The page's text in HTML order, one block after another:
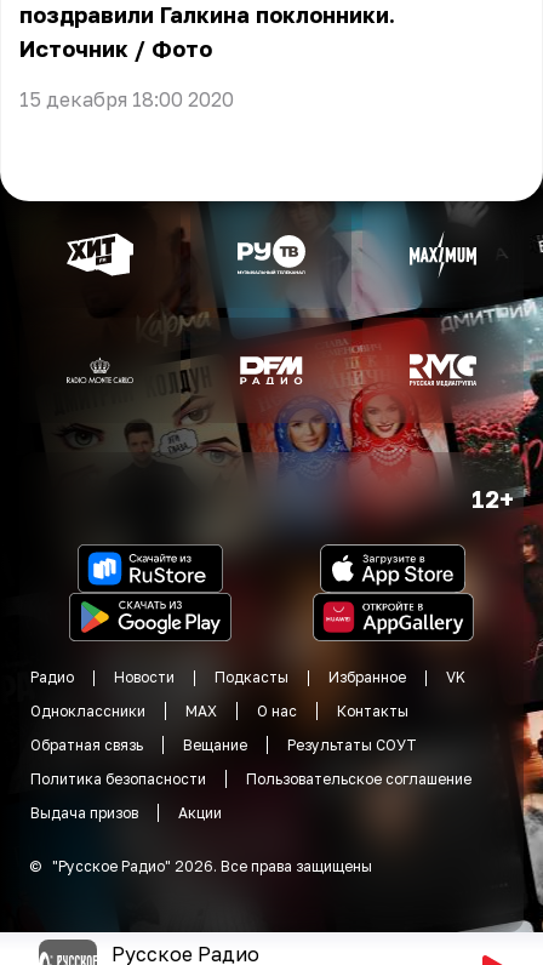
поздравили Галкина поклонники.
Источник / Фото
15 декабря 18:00 2020
12+
Радио Новости Подкасты Избранное
VK
Одноклассники
MAX О нас
Контакты
Обратная связь
Вещание
Результаты СОУТ
Политика безопасности
Пользовательское соглашение
Выдача призов
Акции
© "Русское Радио" 2026. Все права защищены
Русское Радио